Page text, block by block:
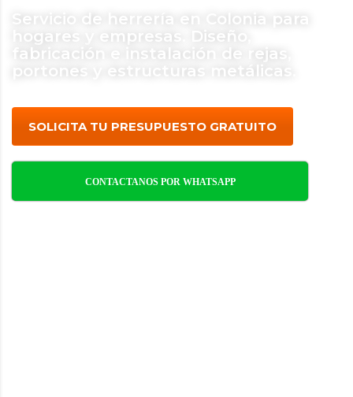
Servicio de herrería en Colonia para
hogares y empresas. Diseño,
fabricación e instalación de rejas,
portones y estructuras metálicas.
SOLICITA TU PRESUPUESTO GRATUITO
CONTACTANOS POR WHATSAPP